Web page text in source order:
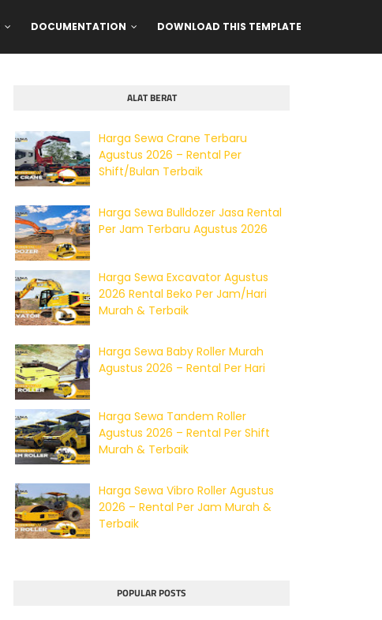
DOCUMENTATION DOWNLOAD THIS TEMPLATE
ALAT BERAT
Harga Sewa Crane Terbaru
Agustus 2026 – Rental Per
Shift/Bulan Terbaik
Harga Sewa Bulldozer Jasa Rental
Per Jam Terbaru Agustus 2026
Harga Sewa Excavator Agustus
2026 Rental Beko Per Jam/Hari
Murah & Terbaik
Harga Sewa Baby Roller Murah
Agustus 2026 – Rental Per Hari
Harga Sewa Tandem Roller
Agustus 2026 – Rental Per Shift
Murah & Terbaik
Harga Sewa Vibro Roller Agustus
2026 – Rental Per Jam Murah &
Terbaik
POPULAR POSTS